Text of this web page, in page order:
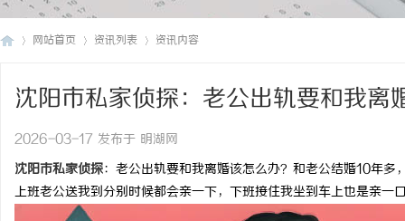
网站首页 资讯列表 资讯内容
沈阳市私家侦探：老公出轨要和我离
2026-03-17 发布于 明湖网
沈阳市私家侦探：老公出轨要和我离婚该怎么办？和老公结婚10年
上班老公送我到分别时候都会亲一下，下班接住我坐到车上也是亲一